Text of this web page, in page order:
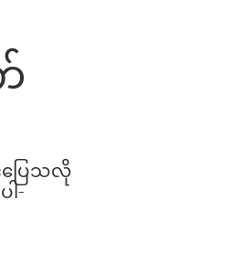
ပြေသလို
ါ-